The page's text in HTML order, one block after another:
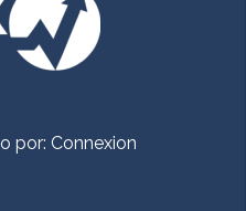
por: Connexion